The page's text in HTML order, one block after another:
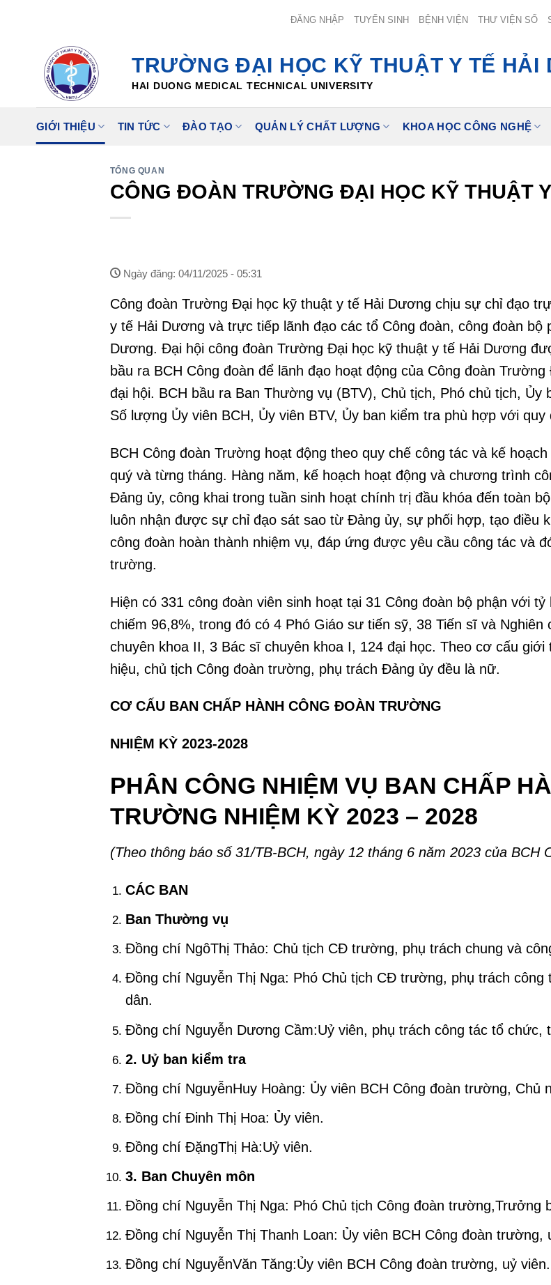
ĐĂNG NHẬP TUYỂN SINH BỆNH VIỆN THƯ VIỆN SỐ
TRƯỜNG ĐẠI HỌC KỸ THUẬT Y TẾ HẢI
HAI DUONG MEDICAL TECHNICAL UNIVERSITY
GIỚI THIỆU TIN TỨC ĐÀO TẠO QUẢN LÝ CHẤT LƯỢNG KHOA HỌC CÔNG NGHỆ
TỔNG QUAN
CÔNG ĐOÀN TRƯỜNG ĐẠI HỌC KỸ THUẬT
Ngày đăng: 04/11/2025 - 05:31
Công đoàn Trường Đại học kỹ thuật y tế Hải Dương chịu sự chỉ đạo
y tế Hải Dương và trực tiếp lãnh đạo các tổ Công đoàn, công đoàn
Dương. Đại hội công đoàn Trường Đại học kỹ thuật y tế Hải Dương
bầu ra BCH Công đoàn để lãnh đạo hoạt động của Công đoàn
đại hội. BCH bầu ra Ban Thường vụ (BTV), Chủ tịch, Phó chủ tịch, Ủy
Số lượng Ủy viên BCH, Ủy viên BTV, Ủy ban kiểm tra phù hợp với
BCH Công đoàn Trường hoạt động theo quy chế công tác và kế
quý và từng tháng. Hàng năm, kế hoạch hoạt động và chương trình
Đảng ủy, công khai trong tuần sinh hoạt chính trị đầu khóa đến toàn
luôn nhận được sự chỉ đạo sát sao từ Đảng ủy, sự phối hợp, tạo điều
công đoàn hoàn thành nhiệm vụ, đáp ứng được yêu cầu công tác và
trường.
Hiện có 331 công đoàn viên sinh hoạt tại 31 Công đoàn bộ phận với
chiếm 96,8%, trong đó có 4 Phó Giáo sư tiến sỹ, 38 Tiến sĩ và
chuyên khoa II, 3 Bác sĩ chuyên khoa I, 124 đại học. Theo cơ cấu
hiệu, chủ tịch Công đoàn trường, phụ trách Đảng ủy đều là nữ.
CƠ CẤU BAN CHẤP HÀNH CÔNG ĐOÀN TRƯỜNG
NHIỆM KỲ 2023-2028
PHÂN CÔNG NHIỆM VỤ BAN CHẤP
TRƯỜNG NHIỆM KỲ 2023 – 2028
(Theo thông báo số 31/TB-BCH, ngày 12 tháng 6 năm 2023 của BCH
CÁC BAN
Ban Thường vụ
Đồng chí NgôThị Thảo: Chủ tịch CĐ trường, phụ trách chung và
Đồng chí Nguyễn Thị Nga: Phó Chủ tịch CĐ trường, phụ trách
dân.
Đồng chí Nguyễn Dương Cầm:Uỷ viên, phụ trách công tác tổ chức,
2. Uỷ ban kiểm tra
Đồng chí NguyễnHuy Hoàng: Ủy viên BCH Công đoàn trường, Chủ
Đồng chí Đinh Thị Hoa: Ủy viên.
Đồng chí ĐặngThị Hà:Uỷ viên.
3. Ban Chuyên môn
Đồng chí Nguyễn Thị Nga: Phó Chủ tịch Công đoàn trường,Trưởng
Đồng chí Nguyễn Thị Thanh Loan: Ủy viên BCH Công đoàn trường,
Đồng chí NguyễnVăn Tăng:Ủy viên BCH Công đoàn trường, uỷ viên.